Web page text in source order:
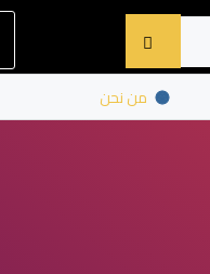
من نحن